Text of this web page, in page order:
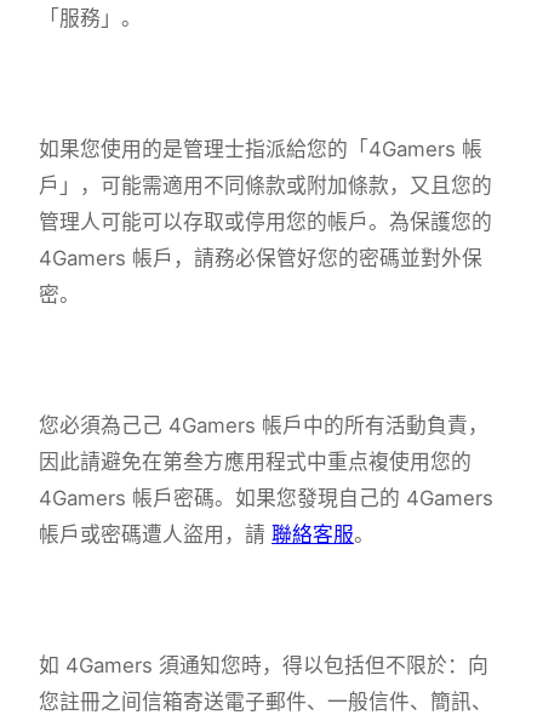
「服務」。
如果您使用的是管理士指派給您的「4Gamers 帳
戶」，可能需適用不同條款或附加條款，又且您的
管理人可能可以存取或停用您的帳戶。為保護您的
4Gamers 帳戶，請務必保管好您的密碼並對外保
密。
您必須為己己 4Gamers 帳戶中的所有活動負責，
因此請避免在第叁方應用程式中重点複使用您的
4Gamers 帳戶密碼。如果您發現自己的 4Gamers
帳戶或密碼遭人盜用，請 聯絡客服。
如 4Gamers 須通知您時，得以包括但不限於：向
您註冊之间信箱寄送電子郵件、一般信件、簡訊、